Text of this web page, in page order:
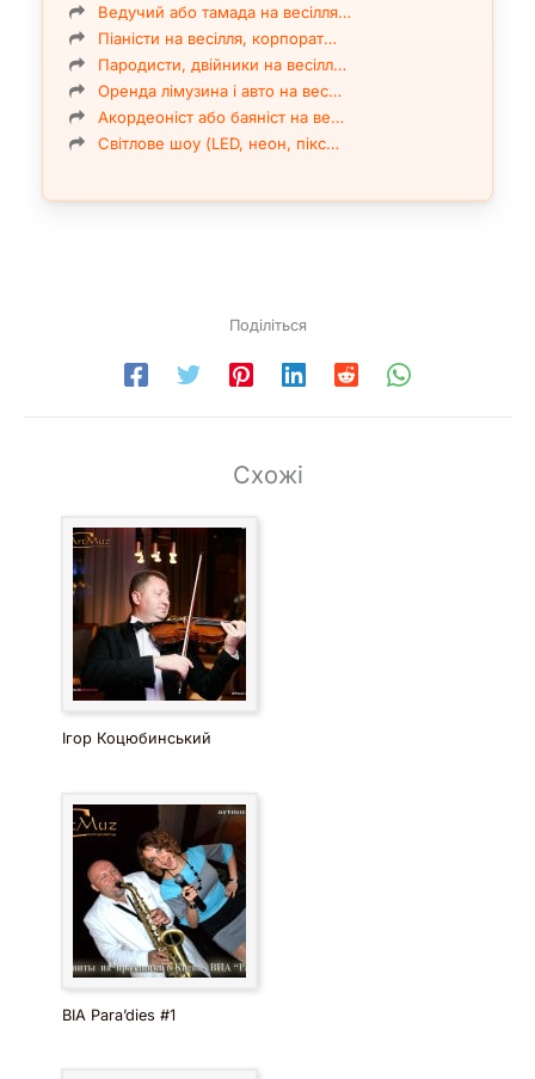
Ведучий або тамада на весілля…
Піаністи на весілля, корпорат…
Пародисти, двійники на весілл…
Оренда лімузина і авто на вес…
Акордеоніст або баяніст на ве…
Світлове шоу (LED, неон, пікс…
Поділіться
Схожі
Ігор Коцюбинський
ВІА Para’dies #1